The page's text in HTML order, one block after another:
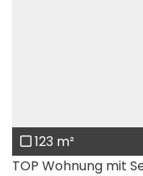
123 m²
TOP Wohnung mit